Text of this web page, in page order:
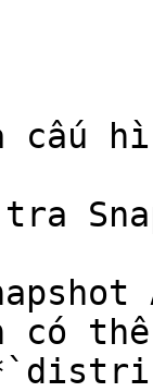
có